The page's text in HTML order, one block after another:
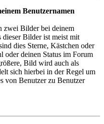
Benutzernamen
zwei Bilder bei deinem
dieser Bilder ist meist mit
dies Sterne, Kästchen oder
oder deinen Status im Forum
Bild wird auch als
sich hierbei in der Regel um
von Benutzer zu Benutzer